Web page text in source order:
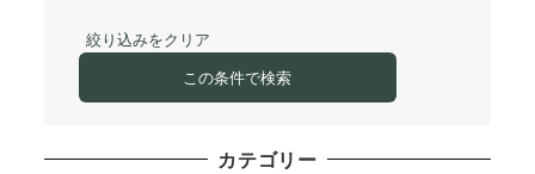
絞り込みをクリア
この条件で検索
カテゴリー